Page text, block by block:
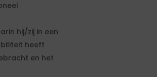
hij/zij in een
heeft
en het